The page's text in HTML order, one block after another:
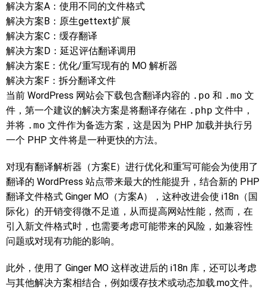
解决方案A：使用不同的文件格式
解决方案B：原生gettext扩展
解决方案C：缓存翻译
解决方案D：延迟评估翻译调用
解决方案E：优化/重写现有的 MO 解析器
解决方案F：拆分翻译文件
当前 WordPress 网站会下载包含翻译内容的 .po 和 .mo 文
件，第一个建议的解决方案是将翻译存储在 .php 文件中，
并将 .mo 文件作为备选方案，这是因为 PHP 加载并执行另
一个 PHP 文件将是一种更快的方法。
对现有翻译解析器（方案E）进行优化和重写可能会为使用了
翻译的 WordPress 站点带来最大的性能提升，结合新的 PHP
翻译文件格式 Ginger MO（方案A），这种改进会使 i18n（国
际化）的开销变得微不足道，从而提高网站性能，然而，在
引入新文件格式时，也需要考虑可能带来的风险，如兼容性
问题或对现有功能的影响。
此外，使用了 Ginger MO 这样改进后的 i18n 库，还可以考虑
与其他解决方案相结合，例如缓存技术或动态加载.mo文件。